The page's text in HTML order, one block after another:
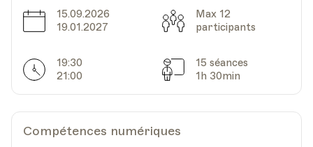
Date
15.09.2026
19.01.2027
Capacité
Max 12
participants
Horarires
19:30
21:00
Séances
15 séances
1h 30min
Compétences numériques